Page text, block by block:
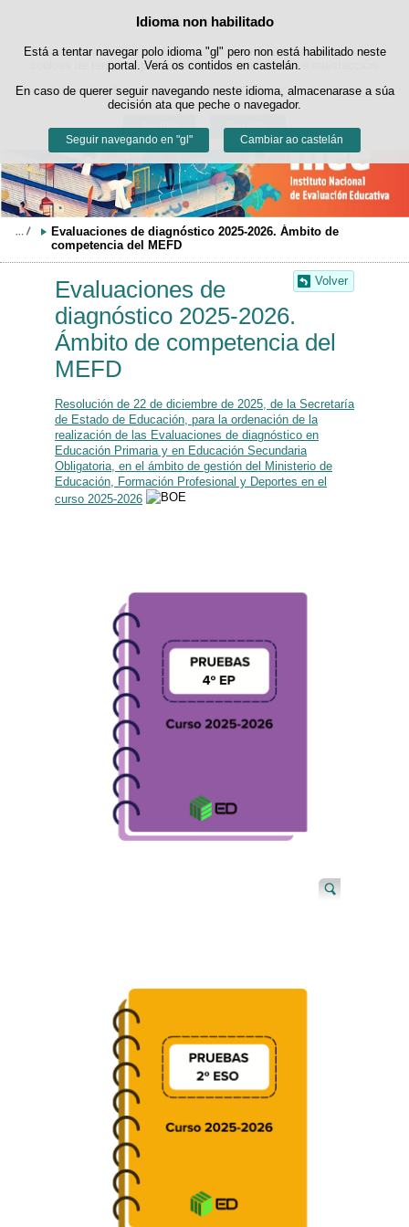
Política de cookies
Este sitio web utiliza cookies propias para facilitar a navegación e
cookies de terceiros para obter estatísticas de uso e satisfacción.
Pode obter máis información no apartado "Cookies" do nosoaviso legal.
Aceptar Rexeitar
Idioma non habilitado
Está a tentar navegar polo idioma "gl" pero non está habilitado neste
portal. Verá os contidos en castelán.
En caso de querer seguir navegando neste idioma, almacenarase a súa
decisión ata que peche o navegador.
Seguir navegando en "gl" Cambiar ao castelán
Saltar ao contido
Evaluaciones de diagnóstico 2025-2026. Ámbito de
competencia del MEFD
Volver
Evaluaciones de
diagnóstico 2025-2026.
Ámbito de competencia del
MEFD
Resolución de 22 de diciembre de 2025, de la Secretaría
de Estado de Educación, para la ordenación de la
realización de las Evaluaciones de diagnóstico en
Educación Primaria y en Educación Secundaria
Obligatoria, en el ámbito de gestión del Ministerio de
Educación, Formación Profesional y Deportes en el
curso 2025-2026